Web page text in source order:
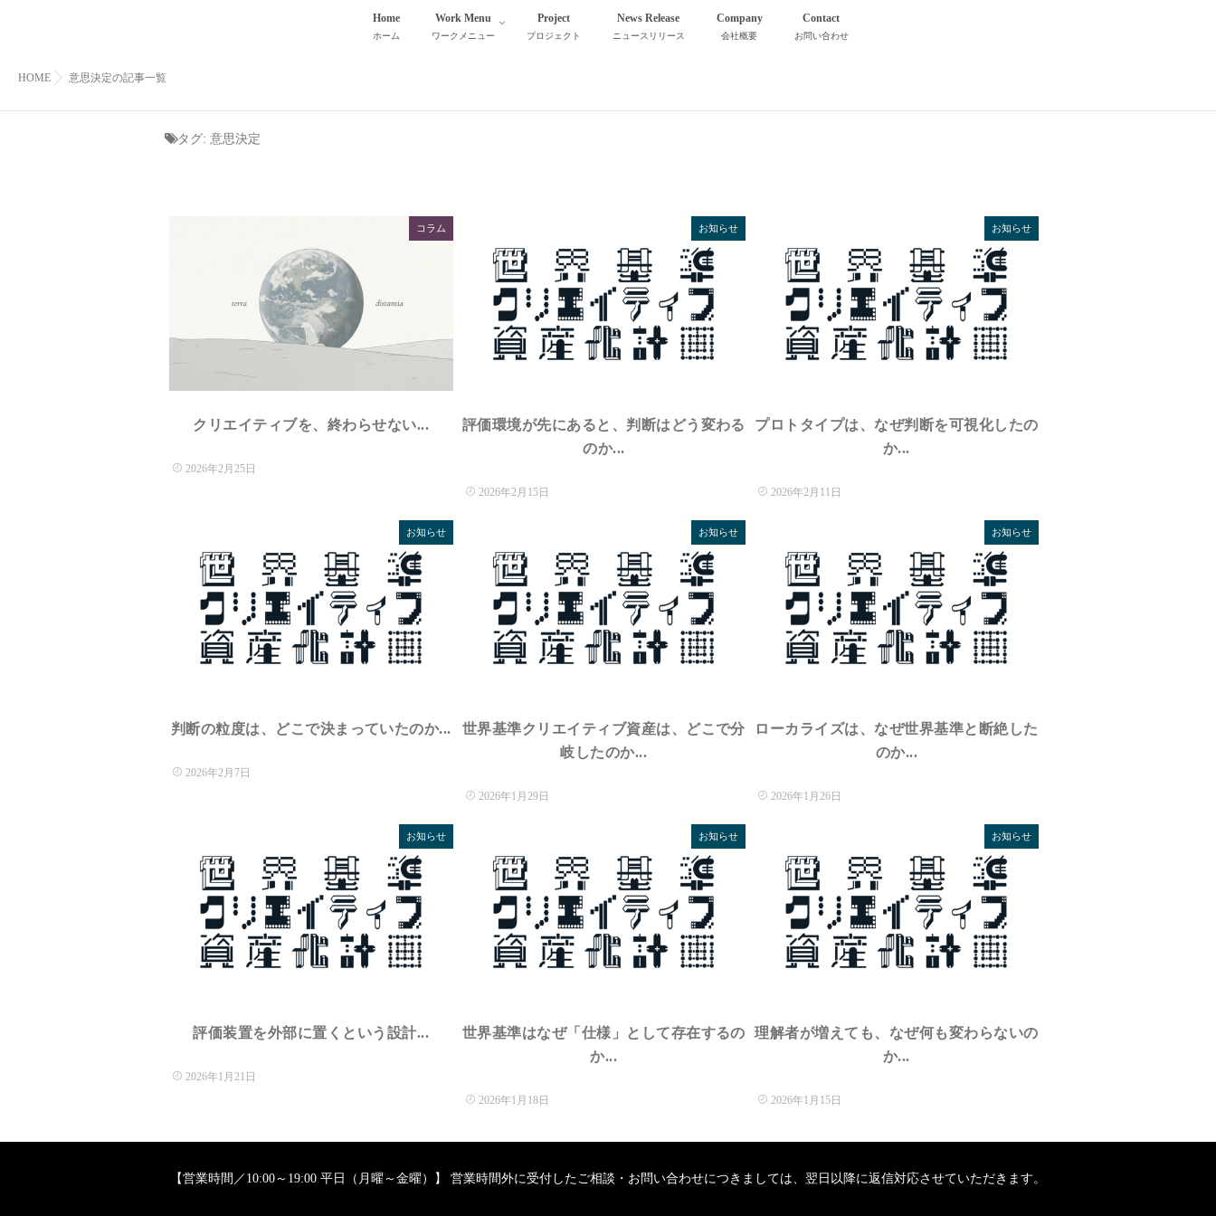
Home
ホーム
Work Menu
ワークメニュー
Project
プロジェクト
News Release
ニュースリリース
Company
会社概要
Contact
お問い合わせ
HOME 意思決定の記事一覧
タグ: 意思決定
コラム
クリエイティブを、終わらせない...
2026年2月25日
お知らせ
評価環境が先にあると、判断はどう変わる
のか...
2026年2月15日
お知らせ
プロトタイプは、なぜ判断を可視化したの
か...
2026年2月11日
お知らせ
判断の粒度は、どこで決まっていたのか...
2026年2月7日
お知らせ
世界基準クリエイティブ資産は、どこで分
岐したのか...
2026年1月29日
お知らせ
ローカライズは、なぜ世界基準と断絶した
のか...
2026年1月26日
お知らせ
評価装置を外部に置くという設計...
2026年1月21日
お知らせ
世界基準はなぜ「仕様」として存在するの
か...
2026年1月18日
お知らせ
理解者が増えても、なぜ何も変わらないの
か...
2026年1月15日
【営業時間／10:00～19:00 平日（月曜～金曜）】 営業時間外に受付したご相談・お問い合わせにつきましては、翌日以降に返信対応させていただきます。